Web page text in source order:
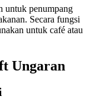
untuk penumpang
Secara fungsi
untuk café atau
Ungaran